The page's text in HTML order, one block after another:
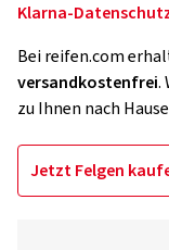
Klarna-
Bei reifen.com
versandkostenfrei.
zu Ihnen nach
Jetzt Felgen